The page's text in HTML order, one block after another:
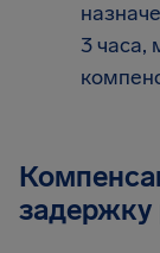
3 часа,
задержку